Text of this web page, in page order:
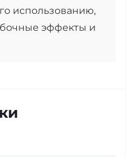
использованию,
эффекты и